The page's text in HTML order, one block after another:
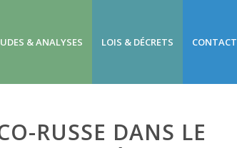
& ANALYSES LOIS & DÉCRETS CONTACT
RUSSE DANS LE